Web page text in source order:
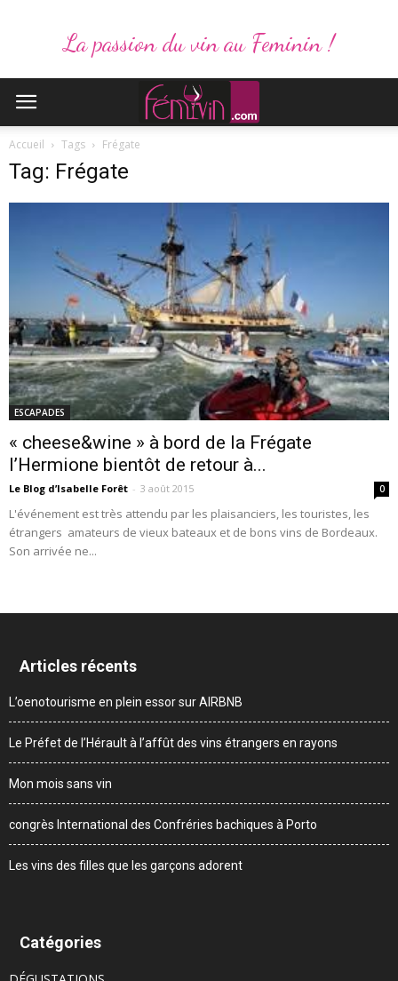
La passion du vin au Feminin !
Accueil Tags Frégate
Tag: Frégate
ESCAPADES
« cheese&wine » à bord de la Frégate
l’Hermione bientôt de retour à...
Le Blog d’Isabelle Forêt - 3 août 2015 0
L'événement est très attendu par les plaisanciers, les touristes, les
étrangers amateurs de vieux bateaux et de bons vins de Bordeaux.
Son arrivée ne...
Articles récents
L’oenotourisme en plein essor sur AIRBNB
Le Préfet de l’Hérault à l’affût des vins étrangers en rayons
Mon mois sans vin
congrès International des Confréries bachiques à Porto
Les vins des filles que les garçons adorent
Catégories